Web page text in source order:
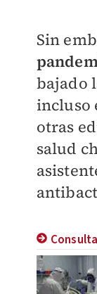
Sin
bajado
incluso
otras
salud